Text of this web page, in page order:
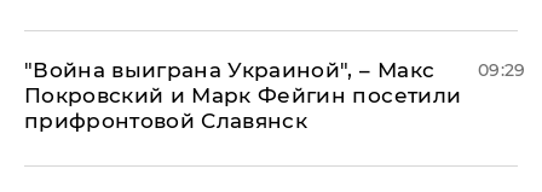
"Война выиграна Украиной", – Макс
Покровский и Марк Фейгин посетили
прифронтовой Славянск
09:29